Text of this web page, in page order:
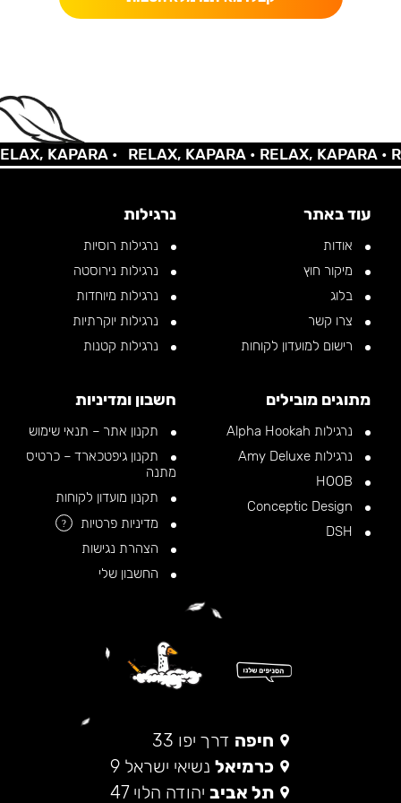
KAPARA • RELAX, KAPARA •RELAX, KAPARA •
עוד באתר
אודות
מיקור חוץ
בלוג
צרו קשר
רישום למועדון לקוחות
נרגילות
נרגילות רוסיות
נרגילות נירוסטה
נרגילות מיוחדות
נרגילות יוקרתיות
נרגילות קטנות
מתוגים מובילים
נרגילות Alpha Hookah
נרגילות Amy Deluxe
חשבון ומדיניות
תקנון אתר – תנאי שימוש
תקנון גיפטכארד – כרטיס
מתנה
תקנון מועדון לקוחות
מדיניות פרטיות
?
הצהרת נגישות
החשבון שלי
חיפה דרך יפו 33
כרמיאל נשיאי ישראל 9
תל אביב יהודה הלוי 47